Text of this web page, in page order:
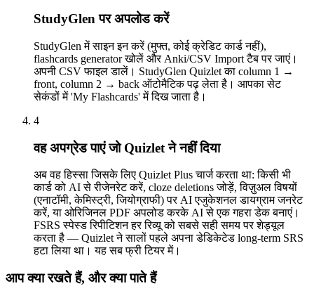
StudyGlen पर अपलोड करें
StudyGlen में साइन इन करें (मुफ्त, कोई क्रेडिट कार्ड नहीं),
flashcards generator खोलें और Anki/CSV Import टैब पर जाएं।
अपनी CSV फाइल डालें। StudyGlen Quizlet का column 1 →
front, column 2 → back ऑटोमैटिक पढ़ लेता है। आपका सेट
सेकंडों में 'My Flashcards' में दिख जाता है।
4
वह अपग्रेड पाएं जो Quizlet ने नहीं दिया
अब वह हिस्सा जिसके लिए Quizlet Plus चार्ज करता था: किसी भी
कार्ड को AI से रीजेनरेट करें, cloze deletions जोड़ें, विज़ुअल विषयों
(एनाटॉमी, केमिस्ट्री, जियोग्राफी) पर AI एजुकेशनल डायग्राम जनरेट
करें, या ओरिजिनल PDF अपलोड करके AI से एक गहरा डेक बनाएं।
FSRS स्पेस्ड रिपीटिशन हर रिव्यू को सबसे सही समय पर शेड्यूल
करता है — Quizlet ने सालों पहले अपना डेडिकेटेड long-term SRS
हटा लिया था। यह सब फ्री टियर में।
आप क्या रखते हैं, और क्या पाते हैं